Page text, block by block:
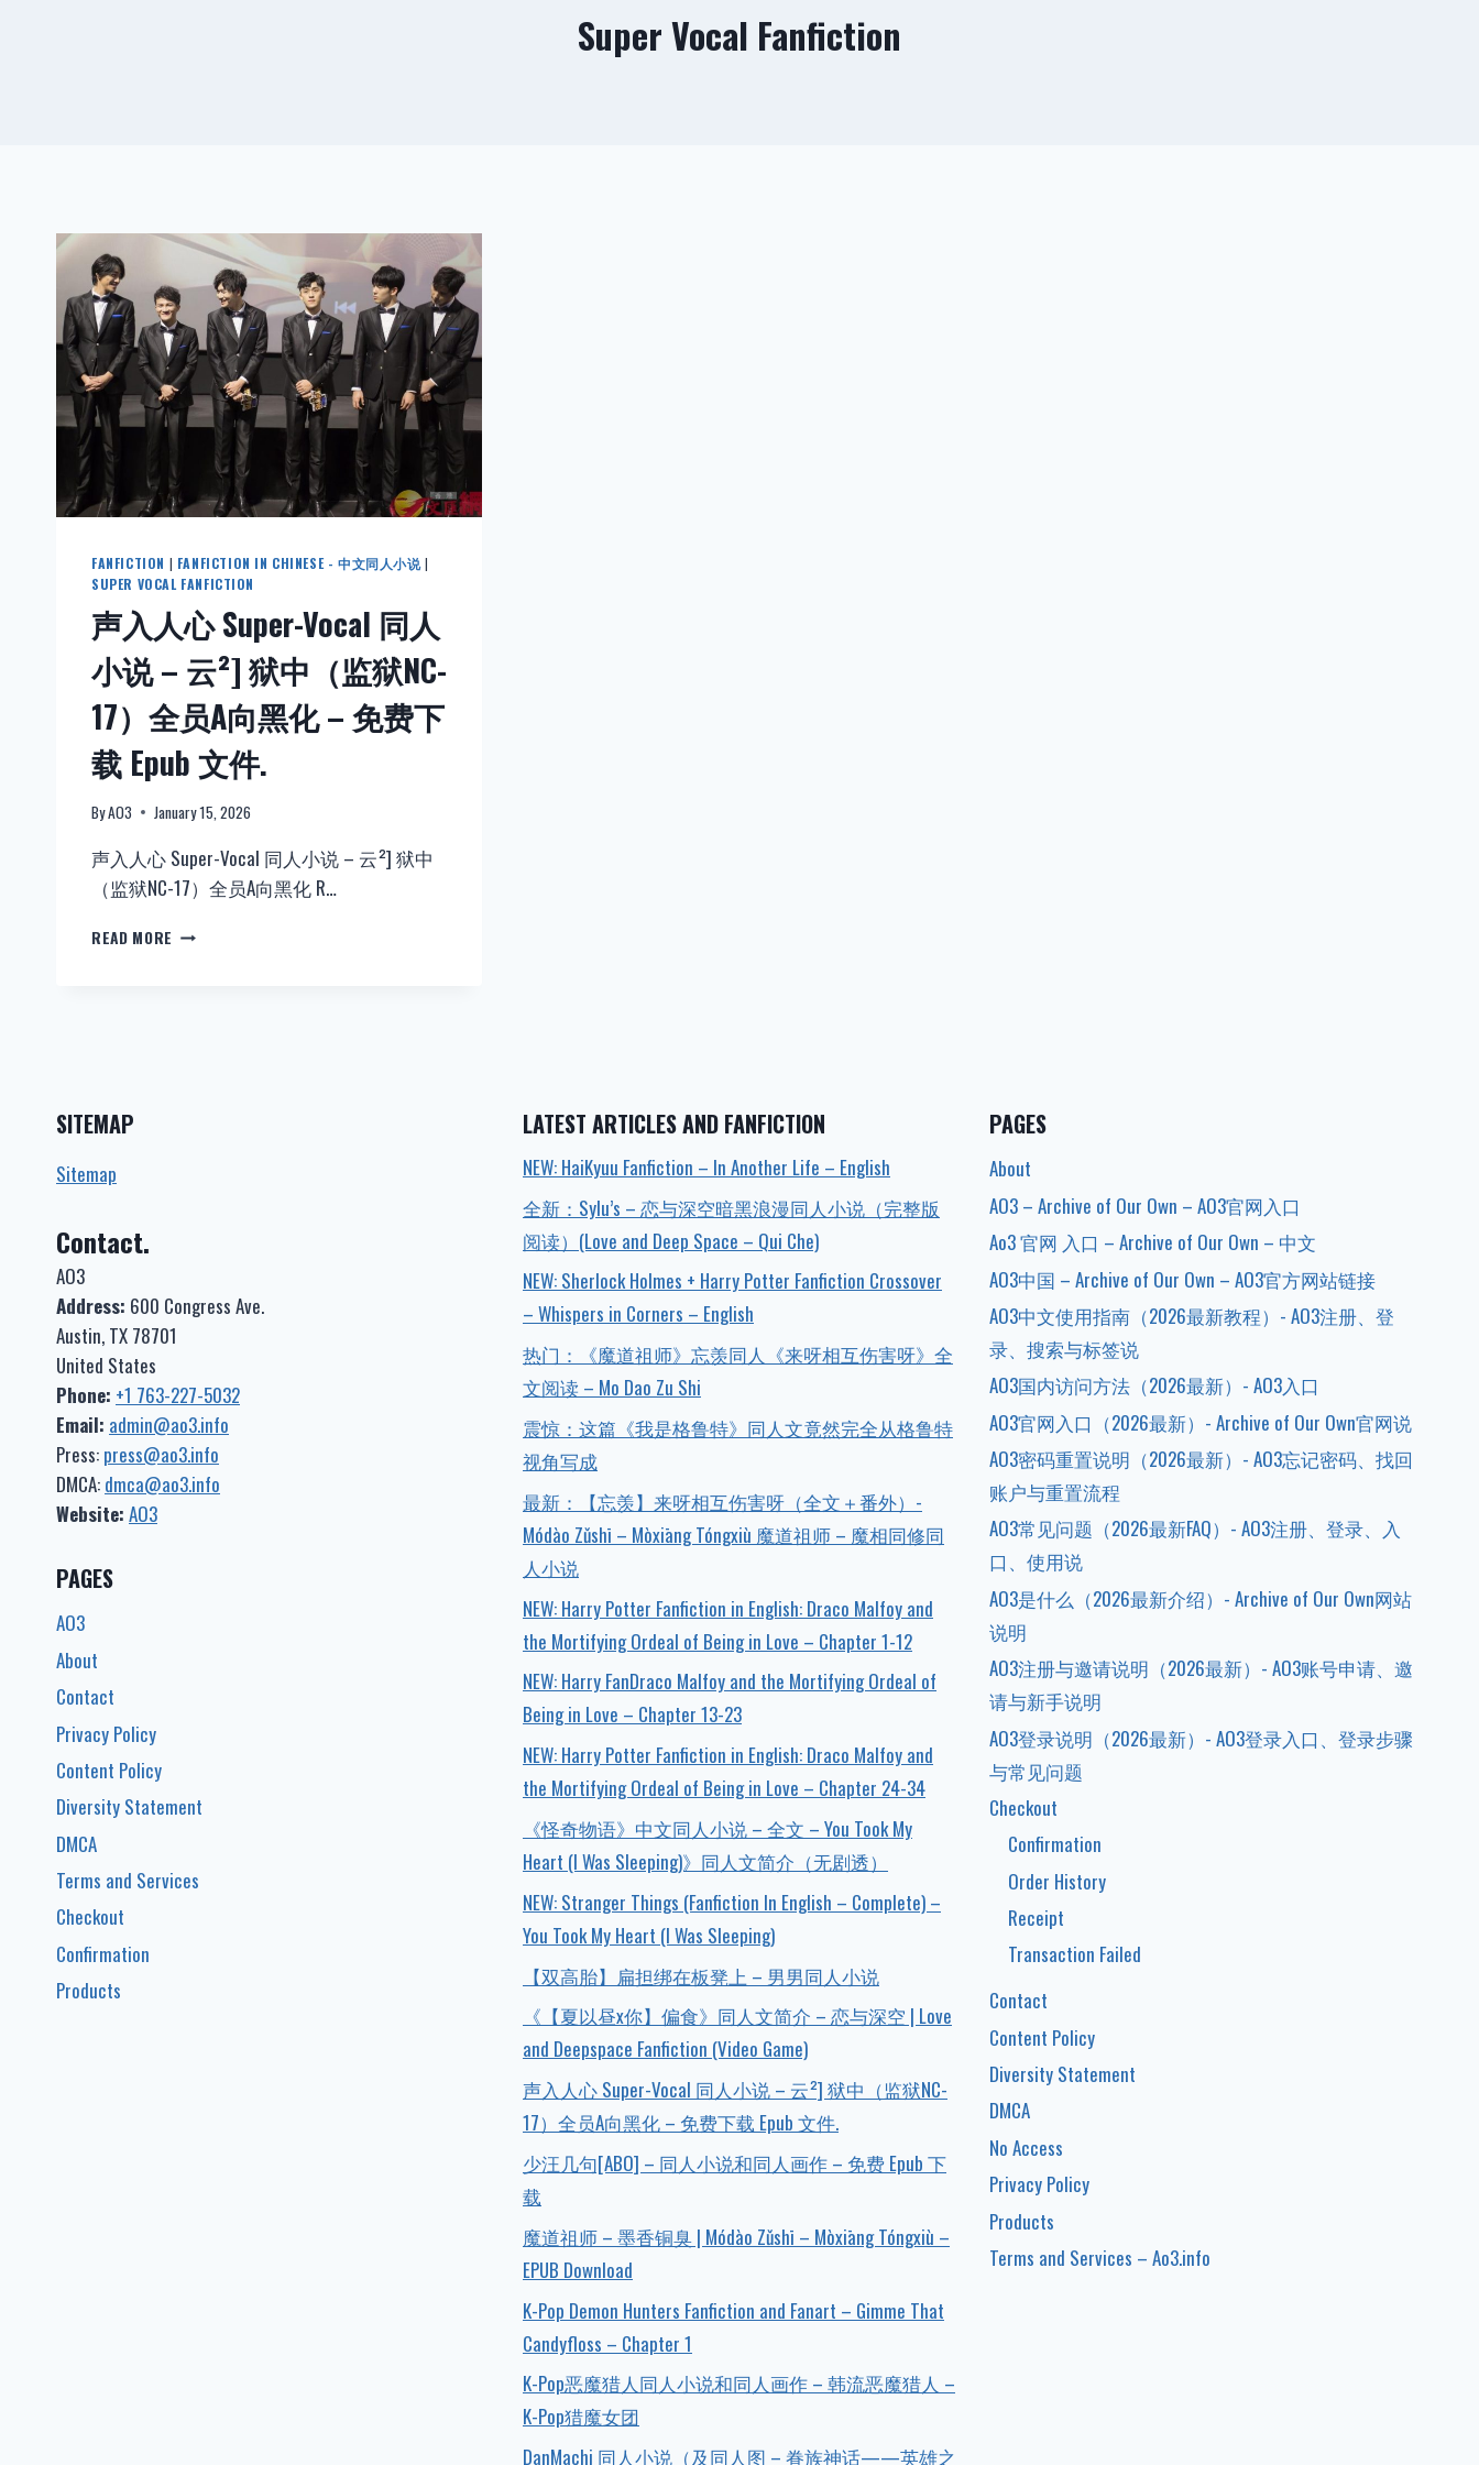
Super Vocal Fanfiction
FANFICTION | FANFICTION IN CHINESE - 中文同人小说|
SUPER VOCAL FANFICTION
声入人心 Super-Vocal 同人
小说 – 云²] 狱中（监狱NC-
17）全员A向黑化 – 免费下
载 Epub 文件.
ByAO3 January 15, 2026
声入人心 Super-Vocal 同人小说 – 云²] 狱中
（监狱NC-17）全员A向黑化 R…
READ MORE 声
狱
NC-
17）
员
A
向
黑
化
SITEMAP
Sitemap
Contact.
AO3
Address: 600 Congress Ave.
Austin, TX 78701
United States
Phone: +1 763-227-5032
Email: admin@ao3.info
Press: press@ao3.info
DMCA: dmca@ao3.info
Website: AO3
PAGES
AO3
About
Contact
Privacy Policy
Content Policy
Diversity Statement
DMCA
Terms and Services
Checkout
Confirmation
Products
LATEST ARTICLES AND FANFICTION
NEW: HaiKyuu Fanfiction – In Another Life – English
全新：Sylu’s – 恋与深空暗黑浪漫同人小说（完整版
阅读）(Love and Deep Space – Qui Che)
NEW: Sherlock Holmes + Harry Potter Fanfiction Crossover
– Whispers in Corners – English
热门：《魔道祖师》忘羡同人《来呀相互伤害呀》全
文阅读 – Mo Dao Zu Shi
震惊：这篇《我是格鲁特》同人文竟然完全从格鲁特
视角写成
最新：【忘羡】来呀相互伤害呀（全文＋番外）-
Módào Zǔshī – Mòxiāng Tóngxiù 魔道祖师 – 魔相同修同
人小说
NEW: Harry Potter Fanfiction in English: Draco Malfoy and
the Mortifying Ordeal of Being in Love – Chapter 1-12
NEW: Harry FanDraco Malfoy and the Mortifying Ordeal of
Being in Love – Chapter 13-23
NEW: Harry Potter Fanfiction in English: Draco Malfoy and
the Mortifying Ordeal of Being in Love – Chapter 24-34
《怪奇物语》中文同人小说 – 全文 – You Took My
Heart (I Was Sleeping)》同人文简介（无剧透）
NEW: Stranger Things (Fanfiction In English – Complete) –
You Took My Heart (I Was Sleeping)
【双高胎】扁担绑在板凳上 – 男男同人小说
《【夏以昼x你】偏食》同人文简介 – 恋与深空 | Love
and Deepspace Fanfiction (Video Game)
声入人心 Super-Vocal 同人小说 – 云²] 狱中（监狱NC-
17）全员A向黑化 – 免费下载 Epub 文件.
少汪几句[ABO] – 同人小说和同人画作 – 免费 Epub 下
载
魔道祖师 – 墨香铜臭 | Módào Zǔshī – Mòxiāng Tóngxiù –
EPUB Download
K-Pop Demon Hunters Fanfiction and Fanart – Gimme That
Candyfloss – Chapter 1
K-Pop恶魔猎人同人小说和同人画作 – 韩流恶魔猎人 –
K-Pop猎魔女团
DanMachi 同人小说（及同人图 – 眷族神话——英雄之
PAGES
About
AO3 – Archive of Our Own – AO3官网入口
Ao3 官网 入口 – Archive of Our Own – 中文
AO3中国 – Archive of Our Own – AO3官方网站链接
AO3中文使用指南（2026最新教程）- AO3注册、登
录、搜索与标签说
AO3国内访问方法（2026最新）- AO3入口
AO3官网入口（2026最新）- Archive of Our Own官网说
AO3密码重置说明（2026最新）- AO3忘记密码、找回
账户与重置流程
AO3常见问题（2026最新FAQ）- AO3注册、登录、入
口、使用说
AO3是什么（2026最新介绍）- Archive of Our Own网站
说明
AO3注册与邀请说明（2026最新）- AO3账号申请、邀
请与新手说明
AO3登录说明（2026最新）- AO3登录入口、登录步骤
与常见问题
Checkout
Confirmation
Order History
Receipt
Transaction Failed
Contact
Content Policy
Diversity Statement
DMCA
No Access
Privacy Policy
Products
Terms and Services – Ao3.info